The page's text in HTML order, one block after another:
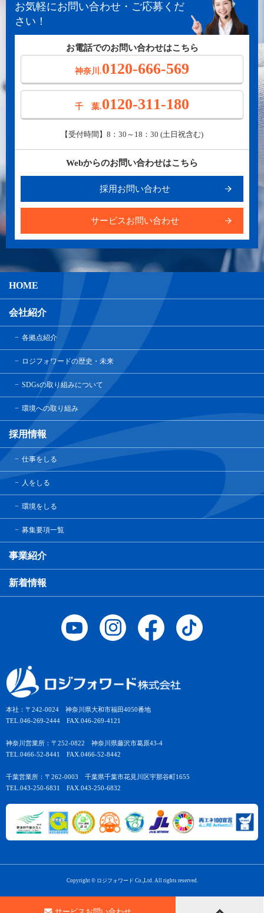
お気軽にお問い合わせ・ご応募くだ
さい！
お電話でのお問い合わせはこちら
神奈川.0120-666-569
千 葉.0120-311-180
【受付時間】8：30～18：30 (土日祝含む)
Webからのお問い合わせはこちら
採用お問い合わせ
サービスお問い合わせ
本社：〒242-0024 神奈川県大和市福田4050番地
TEL.046-269-2444 FAX.046-269-4121
神奈川営業所：〒252-0822 神奈川県藤沢市葛原43-4
TEL.0466-52-8441 FAX.0466-52-8442
千葉営業所：〒262-0003 千葉県千葉市花見川区宇那谷町1655
TEL.043-250-6831 FAX.043-250-6832
HOME
会社紹介
各拠点紹介
ロジフォワードの歴史・未来
SDGsの取り組みについて
環境への取り組み
採用情報
仕事をしる
人をしる
環境をしる
募集要項一覧
事業紹介
新着情報
Copyright © ロジフォワード Co.,Ltd. All rights reserved.